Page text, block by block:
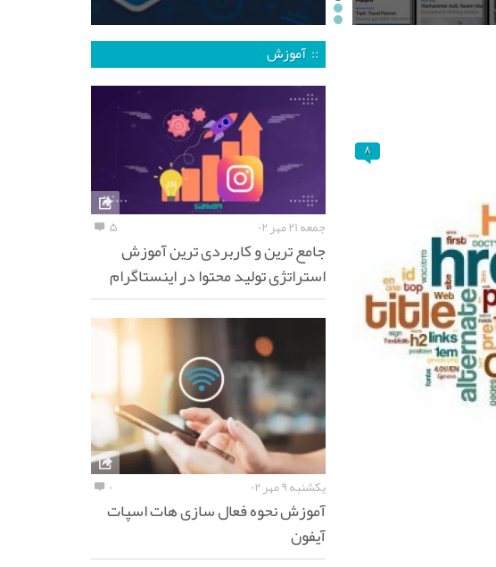
۸
:: آموزش
جمعه ۲۱ مهر ۰۲ ۵
جامع ترین و کاربردی ترین آموزش
استراتژی تولید محتوا در اینستاگرام
یکشنبه ۹ مهر ۰۲ ۰
آموزش نحوه فعال سازی هات اسپات
آیفون